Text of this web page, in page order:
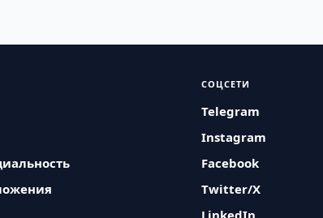
СОЦСЕТИ
Telegram
Instagram
Facebook
Twitter/X
LinkedIn